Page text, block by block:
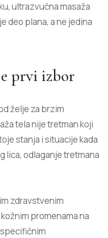
ultrazvučna masaža
deo plana, a ne jedina
prvi izbor
želje za brzim
tela nije tretman koji
stanja i situacije kada
lica, odlaganje tretmana
zdravstvenim
promenama na